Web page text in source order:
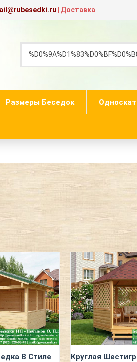
Доставка
Размеры Беседок
В Стиле
Круглая